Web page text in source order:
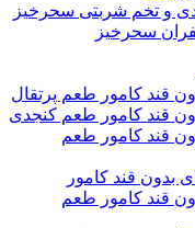
و تخم شربتی سحرخیز
سحرخیز
قند کامور طعم پرتقال
قند کامور طعم کنجدی
قند کامور طعم
بدون قند کامور
قند کامور طعم